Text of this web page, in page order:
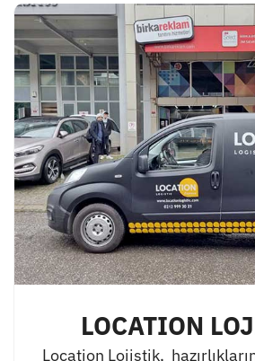
LOCATION
Location Lojistik,